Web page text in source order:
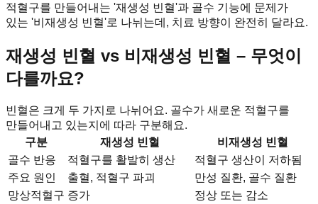
적혈구를 만들어내는 '재생성 빈혈'과 골수 기능에 문제가
있는 '비재생성 빈혈'로 나뉘는데, 치료 방향이 완전히 달라요.
재생성 빈혈 vs 비재생성 빈혈 – 무엇이
다를까요?
빈혈은 크게 두 가지로 나뉘어요. 골수가 새로운 적혈구를
만들어내고 있는지에 따라 구분해요.
구분
재생성 빈혈
비재생성 빈혈
골수 반응
적혈구를 활발히 생산
적혈구 생산이 저하됨
주요 원인
출혈, 적혈구 파괴
만성 질환, 골수 질환
망상적혈구 증가 정상 또는 감소